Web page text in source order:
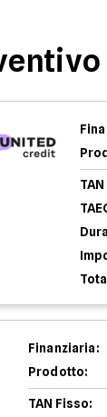
Finanziaria:
Prodotto:
TAN Fisso: